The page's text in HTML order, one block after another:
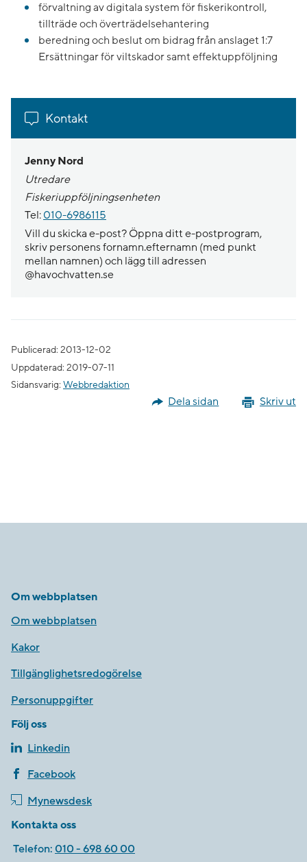
förvaltning av digitala system för fiskerikontroll,
tillträde och överträdelsehantering
beredning och beslut om bidrag från anslaget 1:7
Ersättningar för viltskador samt effektuppföljning
Kontakt
Jenny Nord
Utredare
Fiskeriuppföljningsenheten
Tel: 010-6986115
Vill du skicka e-post? Öppna ditt e-postprogram,
skriv personens fornamn.efternamn (med punkt
mellan namnen) och lägg till adressen
@havochvatten.se
Publicerad: 2013-12-02
Uppdaterad: 2019-07-11
Sidansvarig: Webbredaktion
Skriv ut
Dela sidan
Om webbplatsen
Om webbplatsen
Kakor
Tillgänglighetsredogörelse
Personuppgifter
Följ oss
Linkedin
Facebook
Mynewsdesk
Kontakta oss
Telefon: 010 - 698 60 00